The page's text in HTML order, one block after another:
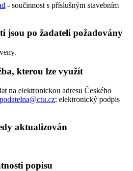
- součinnost s příslušným stavebním
jsou po žadateli požadovány
kterou lze využít
na elektronickou adresu Českého
podatelna@ctu.cz; elektronický podpis
aktualizován
popisu